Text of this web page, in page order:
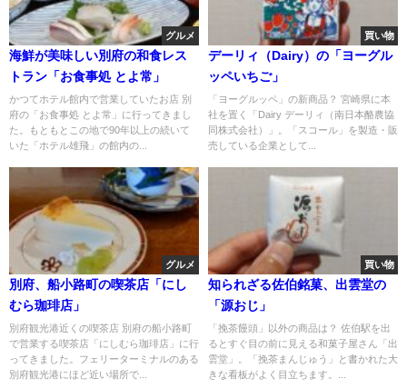
グルメ
海鮮が美味しい別府の和食レス
トラン「お食事処 とよ常」
かつてホテル館内で営業していたお店 別
府の「お食事処 とよ常」に行ってきまし
た。もともとこの地で90年以上の続いて
いた「ホテル雄飛」の館内の...
買い物
デーリィ（Dairy）の「ヨーグル
ッペいちご」
「ヨーグルッペ」の新商品？ 宮崎県に本
社を置く「Dairy デーリィ（南日本酪農協
同株式会社）」。「スコール」を製造・販
売している企業として...
グルメ
別府、船小路町の喫茶店「にし
むら珈琲店」
別府観光港近くの喫茶店 別府の船小路町
で営業する喫茶店「にしむら珈琲店」に行
ってきました。フェリーターミナルのある
別府観光港にほど近い場所で...
買い物
知られざる佐伯銘菓、出雲堂の
「源おじ」
「挽茶饅頭」以外の商品は？ 佐伯駅を出
るとすぐ目の前に見える和菓子屋さん「出
雲堂」。「挽茶まんじゅう」と書かれた大
きな看板がよく目立ちます。...